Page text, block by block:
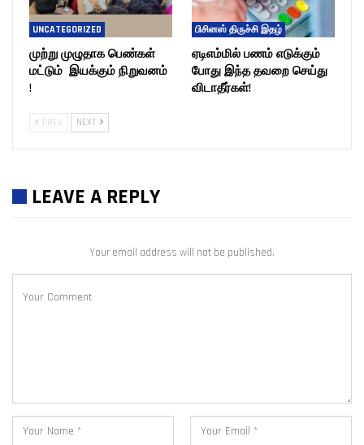
UNCATEGORIZED
முற்று முழுதாக பெண்கள்
மட்டும் இயக்கும் நிறுவனம்
!
பிசினஸ் திருச்சி இதழ்
ஏடிஎம்மில் பணம் எடுக்கும்
போது இந்த தவறை செய்து
விடாதீர்கள்!
PREV NEXT
LEAVE A REPLY
Your email address will not be published.